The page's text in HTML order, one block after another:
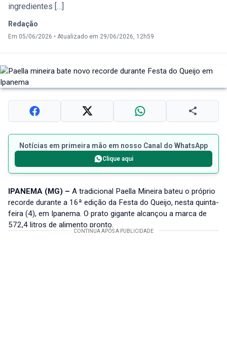
ingredientes […]
Redação
Em 05/06/2026 • Atualizado em 29/06/2026, 12h59
Notícias em primeira mão em nosso Canal do WhatsApp
Clique aqui
IPANEMA (MG) – A tradicional Paella Mineira bateu o próprio
recorde durante a 16ª edição da Festa do Queijo, nesta quinta-
feira (4), em Ipanema. O prato gigante alcançou a marca de
572,4 litros de alimento pronto.